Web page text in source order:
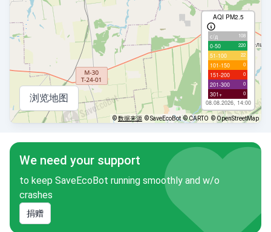
AQI PM2.5
с/д 108
0-50 220
51-100 22
101-150 0
151-200 0
201-300 0
301+ 0
08.08.2026, 14:00
浏览地图
©数据来源 © SaveEcoBot © CARTO © OpenStreetMap
We need your support
to keep SaveEcoBot running smoothly and w/o
crashes
捐赠